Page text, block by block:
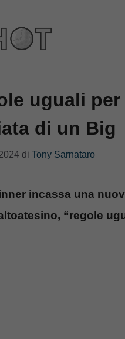
uguali
di un Big
di Tony Sarnataro
incassa una
“regole